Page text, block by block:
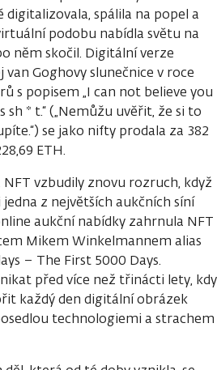
digitalizovala, spálila na popel a
podobu nabídla světu na
něm skočil. Digitální verze
Goghovy slunečnice v roce
s popisem „I can not believe you
* t.“ („Nemůžu uvěřit, že si to
se jako nifty prodala za 382
ETH.
vzbudily znovu rozruch, když
z největších aukčních síní
aukční nabídky zahrnula NFT
Mikem Winkelmannem alias
– The First 5000 Days.
před více než třinácti lety, kdy
každý den digitální obrázek
technologiemi a strachem